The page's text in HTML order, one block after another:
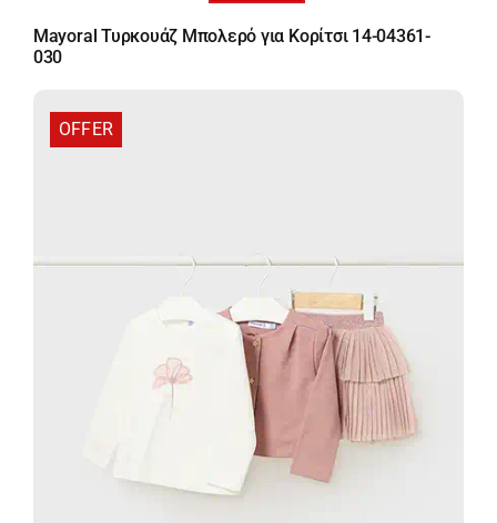
price
was:
τρέχουσα
τιμή
15,60 €.
Mayoral Τυρκουάζ Μπολερό για Κορίτσι 14-04361-
030
OFFER